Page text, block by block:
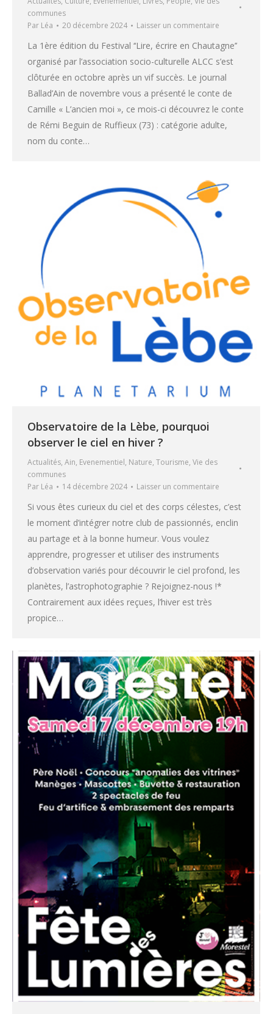
communes
Par Léa 20 décembre 2024 Laisser un commentaire
La 1ère édition du Festival ‘‘Lire, écrire en Chautagne’’
organisé par l’association socio-culturelle ALCC s’est
clôturée en octobre après un vif succès. Le journal
Ballad’Ain de novembre vous a présenté le conte de
Camille « L’ancien moi », ce mois-ci découvrez le conte
de Rémi Beguin de Ruffieux (73) : catégorie adulte,
nom du conte…
Observatoire de la Lèbe, pourquoi
observer le ciel en hiver ?
Actualités, Ain, Evenementiel, Nature, Tourisme, Vie des
communes
Par Léa 14 décembre 2024 Laisser un commentaire
Si vous êtes curieux du ciel et des corps célestes, c’est
le moment d’intégrer notre club de passionnés, enclin
au partage et à la bonne humeur. Vous voulez
apprendre, progresser et utiliser des instruments
d’observation variés pour découvrir le ciel profond, les
planètes, l’astrophotographie ? Rejoignez-nous !*
Contrairement aux idées reçues, l’hiver est très
propice…